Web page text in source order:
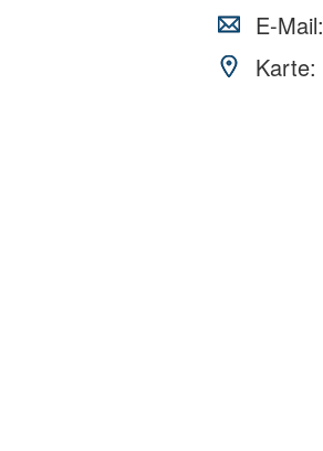
E-Mail:
Karte: